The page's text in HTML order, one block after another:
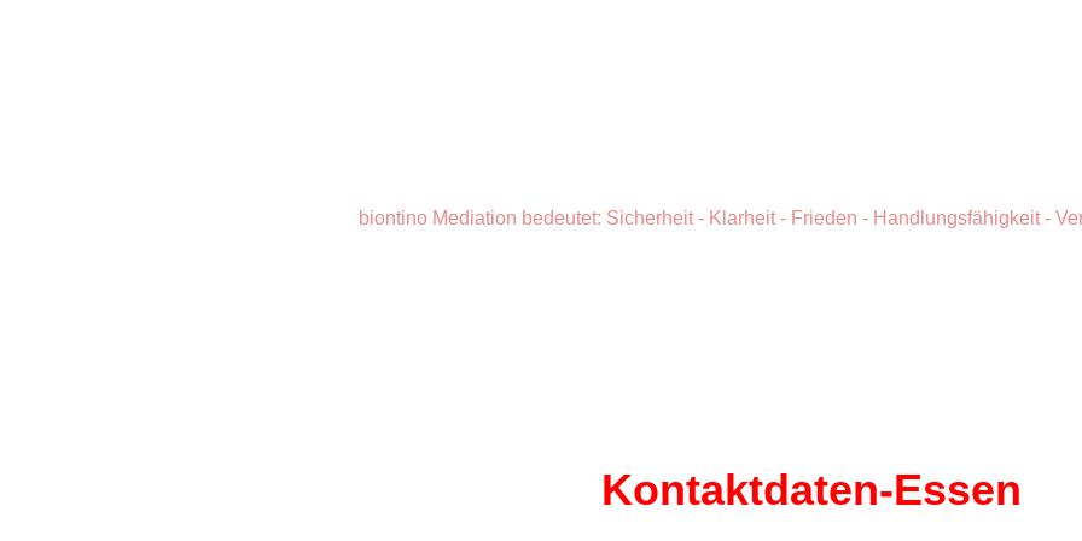
biontino Mediation bedeutet: Sicherheit - Klarheit - Frieden - Handlungsfähigkeit -
Kontaktdaten-Essen